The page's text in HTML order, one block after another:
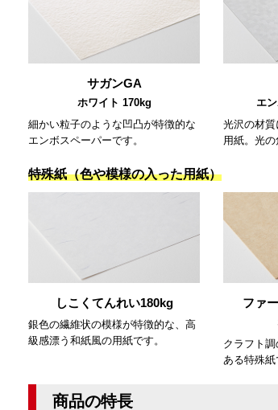
サガンGA
ホワイト 170kg
細かい粒子のような凹凸が特徴的な
エンボスペーパーです。
エ
光沢の材
用紙。光の
特殊紙（色や模様の入った用紙）
しこくてんれい180kg
銀色の繊維状の模様が特徴的な、高
級感漂う和紙風の用紙です。
ファ
クラフト
ある特殊紙
商品の特長